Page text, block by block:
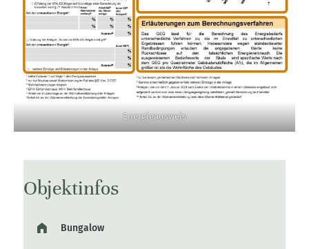
Energieausweis
Objektinfos
Bungalow